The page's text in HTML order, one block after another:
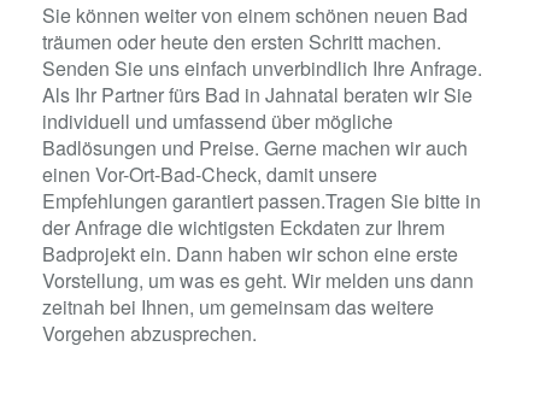
Sie können weiter von einem schönen neuen Bad
träumen oder heute den ersten Schritt machen.
Senden Sie uns einfach unverbindlich Ihre Anfrage.
Als Ihr Partner fürs Bad in Jahnatal beraten wir Sie
individuell und umfassend über mögliche
Badlösungen und Preise. Gerne machen wir auch
einen Vor-Ort-Bad-Check, damit unsere
Empfehlungen garantiert passen.Tragen Sie bitte in
der Anfrage die wichtigsten Eckdaten zur Ihrem
Badprojekt ein. Dann haben wir schon eine erste
Vorstellung, um was es geht. Wir melden uns dann
zeitnah bei Ihnen, um gemeinsam das weitere
Vorgehen abzusprechen.